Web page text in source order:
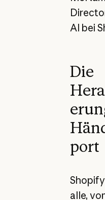
AI bei
Die
port
alle,